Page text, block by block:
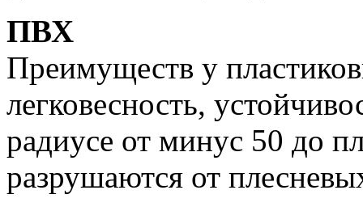
ПВХ
Преимуществ у
легковесность,
радиусе от минус 50 до
разрушаются от